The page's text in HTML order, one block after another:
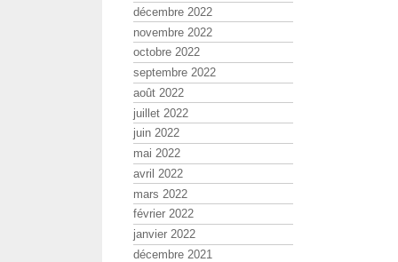
décembre 2022
novembre 2022
octobre 2022
septembre 2022
août 2022
juillet 2022
juin 2022
mai 2022
avril 2022
mars 2022
février 2022
janvier 2022
décembre 2021